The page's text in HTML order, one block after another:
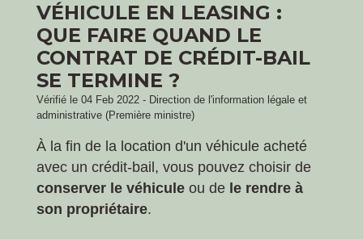
VÉHICULE EN LEASING :
QUE FAIRE QUAND LE
CONTRAT DE CRÉDIT-BAIL
SE TERMINE ?
Vérifié le 04 Feb 2022 - Direction de l'information légale et
administrative (Première ministre)
À la fin de la location d'un véhicule acheté
avec un crédit-bail, vous pouvez choisir de
conserver le véhicule ou de le rendre à
son propriétaire.